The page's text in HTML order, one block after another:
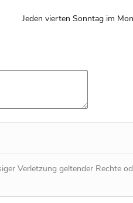
Jeden vierten Sonntag im
Verletzung geltender Rechte